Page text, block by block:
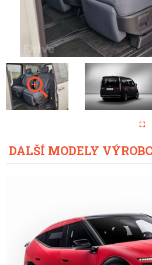
DALŠÍ MODELY